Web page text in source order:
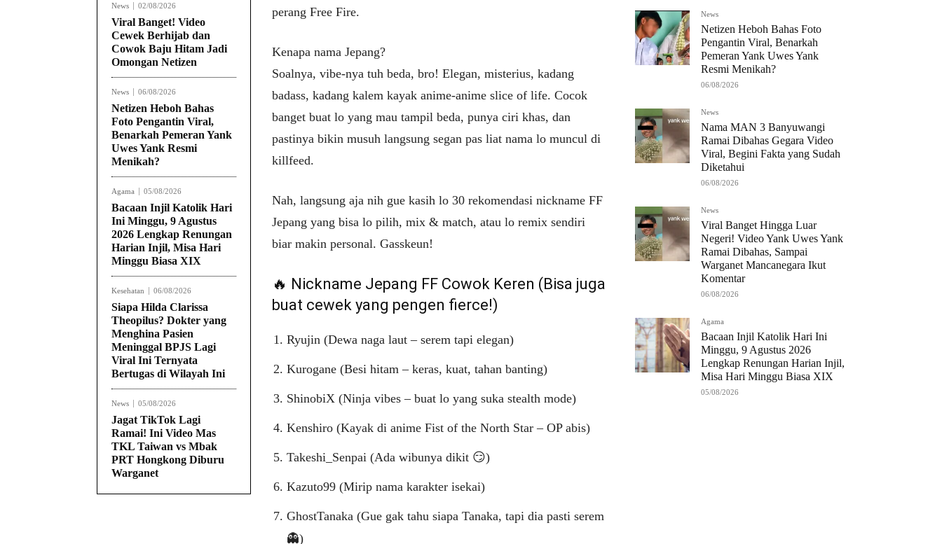
News 02/08/2026
Viral Banget! Video
Cewek Berhijab dan
Cowok Baju Hitam Jadi
Omongan Netizen
News 06/08/2026
Netizen Heboh Bahas
Foto Pengantin Viral,
Benarkah Pemeran Yank
Uwes Yank Resmi
Menikah?
Agama 05/08/2026
Bacaan Injil Katolik Hari
Ini Minggu, 9 Agustus
2026 Lengkap Renungan
Harian Injil, Misa Hari
Minggu Biasa XIX
Kesehatan 06/08/2026
Siapa Hilda Clarissa
Theopilus? Dokter yang
Menghina Pasien
Meninggal BPJS Lagi
Viral Ini Ternyata
Bertugas di Wilayah Ini
News 05/08/2026
Jagat TikTok Lagi
Ramai! Ini Video Mas
TKL Taiwan vs Mbak
PRT Hongkong Diburu
Warganet
perang Free Fire.
Kenapa nama Jepang?
Soalnya, vibe-nya tuh beda, bro! Elegan, misterius, kadang
badass, kadang kalem kayak anime-anime slice of life. Cocok
banget buat lo yang mau tampil beda, punya ciri khas, dan
pastinya bikin musuh langsung segan pas liat nama lo muncul di
killfeed.
Nah, langsung aja nih gue kasih lo 30 rekomendasi nickname FF
Jepang yang bisa lo pilih, mix & match, atau lo remix sendiri
biar makin personal. Gasskeun!
🔥 Nickname Jepang FF Cowok Keren (Bisa juga
buat cewek yang pengen fierce!)
Ryujin (Dewa naga laut – serem tapi elegan)
Kurogane (Besi hitam – keras, kuat, tahan banting)
ShinobiX (Ninja vibes – buat lo yang suka stealth mode)
Kenshiro (Kayak di anime Fist of the North Star – OP abis)
Takeshi_Senpai (Ada wibunya dikit 😏)
Kazuto99 (Mirip nama karakter isekai)
GhostTanaka (Gue gak tahu siapa Tanaka, tapi dia pasti serem
👻)
News
Netizen Heboh Bahas Foto
Pengantin Viral, Benarkah
Pemeran Yank Uwes Yank
Resmi Menikah?
06/08/2026
News
Nama MAN 3 Banyuwangi
Ramai Dibahas Gegara Video
Viral, Begini Fakta yang Sudah
Diketahui
06/08/2026
News
Viral Banget Hingga Luar
Negeri! Video Yank Uwes Yank
Ramai Dibahas, Sampai
Warganet Mancanegara Ikut
Komentar
06/08/2026
Agama
Bacaan Injil Katolik Hari Ini
Minggu, 9 Agustus 2026
Lengkap Renungan Harian Injil,
Misa Hari Minggu Biasa XIX
05/08/2026